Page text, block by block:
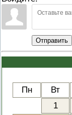
Отправить
Пн
Вт
1